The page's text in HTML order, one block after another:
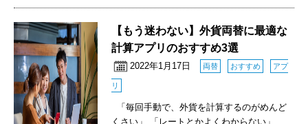
【もう迷わない】外貨両替に最適な
計算アプリのおすすめ3選
2022年1月17日 両替 おすすめ アプ
リ
「毎回手動で、外貨を計算するのがめんど
くさい」 「レートとかよくわからない」